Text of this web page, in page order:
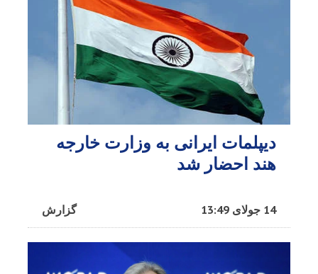
دیپلمات ایرانی به وزارت خارجه
هند احضار شد
گزارش 14 جولای 13:49